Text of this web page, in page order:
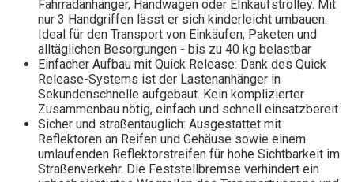
Fahrradanhänger, Handwagen oder EInkaufstrolley. Mit
nur 3 Handgriffen lässt er sich kinderleicht umbauen.
Ideal für den Transport von Einkäufen, Paketen und
alltäglichen Besorgungen - bis zu 40 kg belastbar
Einfacher Aufbau mit Quick Release: Dank des Quick
Release-Systems ist der Lastenanhänger in
Sekundenschnelle aufgebaut. Kein komplizierter
Zusammenbau nötig, einfach und schnell einsatzbereit
Sicher und straßentauglich: Ausgestattet mit
Reflektoren an Reifen und Gehäuse sowie einem
umlaufenden Reflektorstreifen für hohe Sichtbarkeit im
Straßenverkehr. Die Feststellbremse verhindert ein